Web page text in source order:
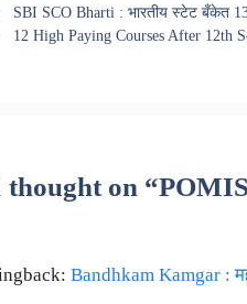
SBI SCO Bharti : भारतीय स्टेट बँकेत
12 High Paying Courses After 12th
thought on “POMIS
Bandhkam Kamgar :